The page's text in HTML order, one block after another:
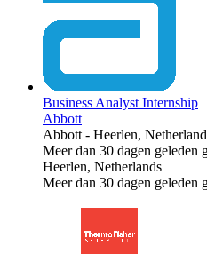
Business Analyst Internship
Abbott
Abbott - Heerlen,
Meer dan 30 dagen geleden
Heerlen, Netherlands
Meer dan 30 dagen geleden